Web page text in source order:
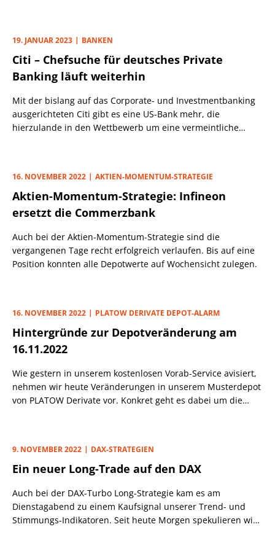
19. JANUAR 2023 BANKEN
Citi – Chefsuche für deutsches Private
Banking läuft weiterhin
Mit der bislang auf das Corporate- und Investmentbanking
ausgerichteten Citi gibt es eine US-Bank mehr, die
hierzulande in den Wettbewerb um eine vermeintliche
Citi Private Bank unterstreicht.
16. NOVEMBER 2022 AKTIEN-MOMENTUM-STRATEGIE
Aktien-Momentum-Strategie: Infineon
ersetzt die Commerzbank
Auch bei der Aktien-Momentum-Strategie sind die
vergangenen Tage recht erfolgreich verlaufen. Bis auf eine
Position konnten alle Depotwerte auf Wochensicht zulegen.
16. NOVEMBER 2022 PLATOW DERIVATE DEPOT-ALARM
Hintergründe zur Depotveränderung am
16.11.2022
Wie gestern in unserem kostenlosen Vorab-Service avisiert,
nehmen wir heute Veränderungen in unserem Musterdepot
von PLATOW Derivate vor. Konkret geht es dabei um die
9. NOVEMBER 2022 DAX-STRATEGIEN
Ein neuer Long-Trade auf den DAX
Auch bei der DAX-Turbo Long-Strategie kam es am
Dienstagabend zu einem Kaufsignal unserer Trend- und
Stimmungs-Indikatoren. Seit heute Morgen spekulieren wir